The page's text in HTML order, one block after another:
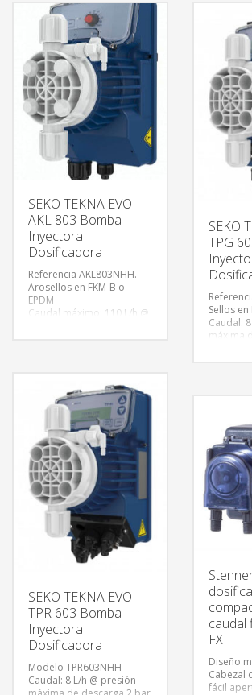
impulsos/minuto.
Consumo: 22 W.
a 240
SEKO TEKNA EVO
AKL 803 Bomba
Inyectora
Dosificadora
Referencia AKL803NHH.
Arosellos en FKM-B o
EPDM
Caudal máximo: 110 L/h @
Frecuencia máxima: 300
impulsos/minuto.
Alimentación eléctrica: 100
a 240 VAC @ 60Hz
monofásica.
Consumo: 25 W.
SEKO
TPG
Sellos en
Caudal:
máxima
SEKO TEKNA EVO
TPR 603 Bomba
Inyectora
Dosificadora
Modelo TPR603NHH
Caudal: 8 L/h @ presión
caudal
FX
Diseño
Cabezal
fácil